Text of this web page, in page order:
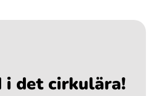
i det cirkulära!